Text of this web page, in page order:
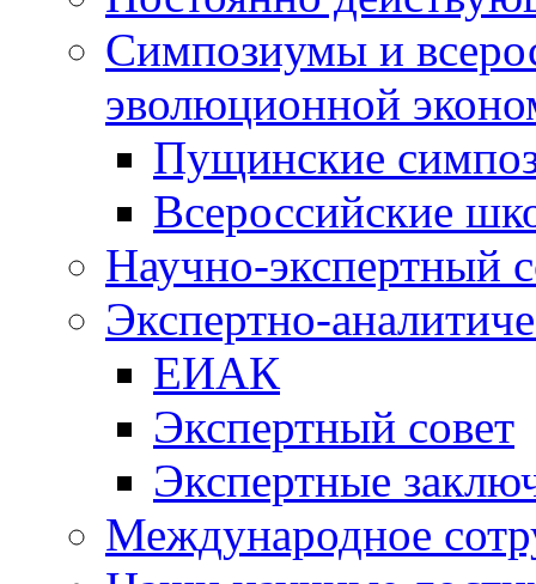
Симпозиумы и
эволюционной
Пущинские
Всероссийские
Научно-экспертный
Экспертно-
ЕИАК
Экспертный совет
Экспертные
Международное